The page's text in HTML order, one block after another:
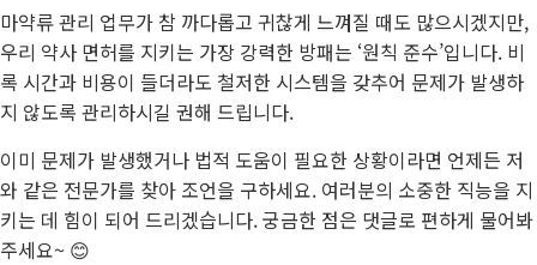
마약류 관리 업무가 참 까다롭고 귀찮게 느껴질 때도 많으시겠지만,
우리 약사 면허를 지키는 가장 강력한 방패는 ‘원칙 준수’입니다. 비
록 시간과 비용이 들더라도 철저한 시스템을 갖추어 문제가 발생하
지 않도록 관리하시길 권해 드립니다.
이미 문제가 발생했거나 법적 도움이 필요한 상황이라면 언제든 저
와 같은 전문가를 찾아 조언을 구하세요. 여러분의 소중한 직능을 지
키는 데 힘이 되어 드리겠습니다. 궁금한 점은 댓글로 편하게 물어봐
주세요~ 😊